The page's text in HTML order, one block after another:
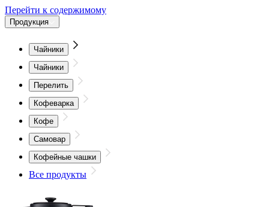
Перейти к содержимому
Продукция
Чайники
Чайники
Перелить
Кофеварка
Кофе
Самовар
Кофейные чашки
Все продукты